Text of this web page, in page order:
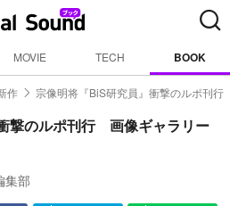
MOVIE TECH BOOK
作 宗像明将『BiS研究員』衝撃のルポ刊行
撃のルポ刊行 画像ギャラリー
集部